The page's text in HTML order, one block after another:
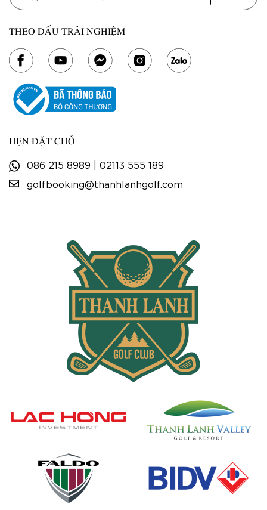
THEO DẤU TRẢI NGHIỆM
HẸN ĐẶT CHỖ
086 215 8989 | 02113 555 189
golfbooking@thanhlanhgolf.com